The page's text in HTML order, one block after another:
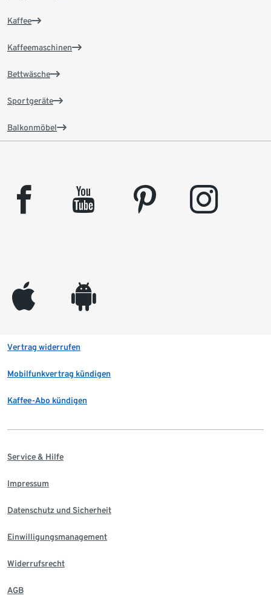
Kaffee
Kaffeemaschinen
Bettwäsche
Sportgeräte
Balkonmöbel
facebook youtube pinterest instagram
appleinc android
Vertrag widerrufen
Mobilfunkvertrag kündigen
Kaffee-Abo kündigen
Service & Hilfe
Impressum
Datenschutz und Sicherheit
Einwilligungsmanagement
Widerrufsrecht
AGB